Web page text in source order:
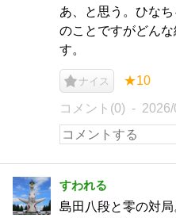
あ、と思う。ひな
のことですがどん
す。
ナイス ★10
コメント(0)
すわれる
島田八段と零の対